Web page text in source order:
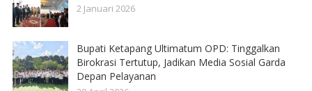
2 Januari 2026
Bupati Ketapang Ultimatum OPD: Tinggalkan
Birokrasi Tertutup, Jadikan Media Sosial Garda
Depan Pelayanan